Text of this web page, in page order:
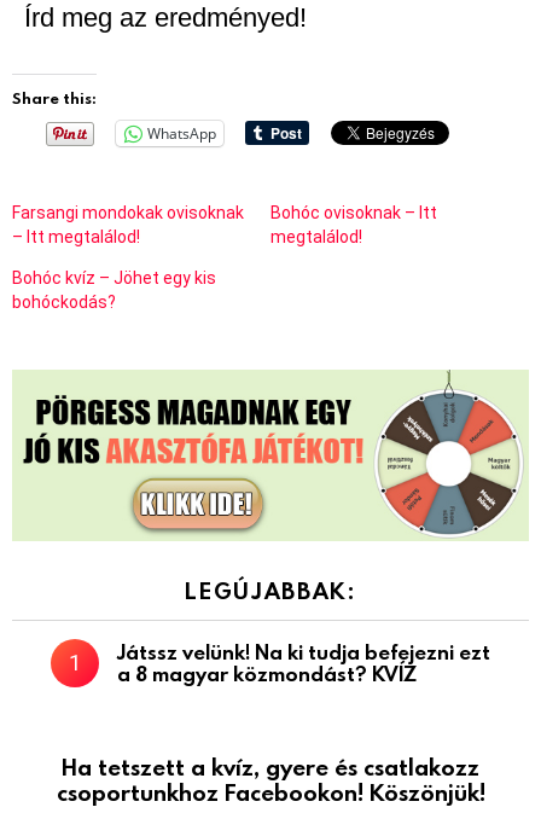
Írd meg az eredményed!
Share this:
WhatsApp
Farsangi mondokak ovisoknak
– Itt megtalálod!
Bohóc ovisoknak – Itt
megtalálod!
Bohóc kvíz – Jöhet egy kis
bohóckodás?
LEGÚJABBAK:
Játssz velünk! Na ki tudja befejezni ezt
a 8 magyar közmondást? KVÍZ
Ha tetszett a kvíz, gyere és csatlakozz
csoportunkhoz Facebookon! Köszönjük!